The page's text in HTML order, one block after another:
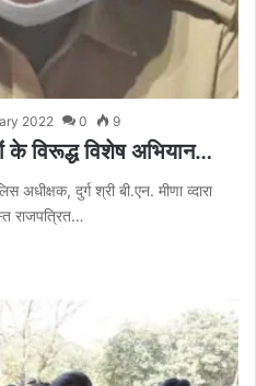
2022 0 9
के विरूद्ध विशेष अभियान…
अधीक्षक, दुर्ग श्री बी.एन. मीणा व्दारा
राजपत्रित…